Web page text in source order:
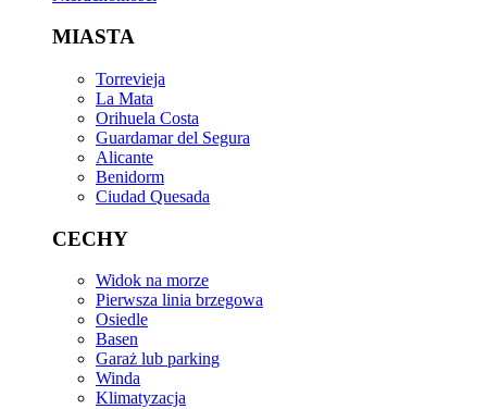
MIASTA
Torrevieja
La Mata
Orihuela Costa
Guardamar del Segura
Alicante
Benidorm
Ciudad Quesada
CECHY
Widok na morze
Pierwsza linia brzegowa
Osiedle
Basen
Garaż lub parking
Winda
Klimatyzacja